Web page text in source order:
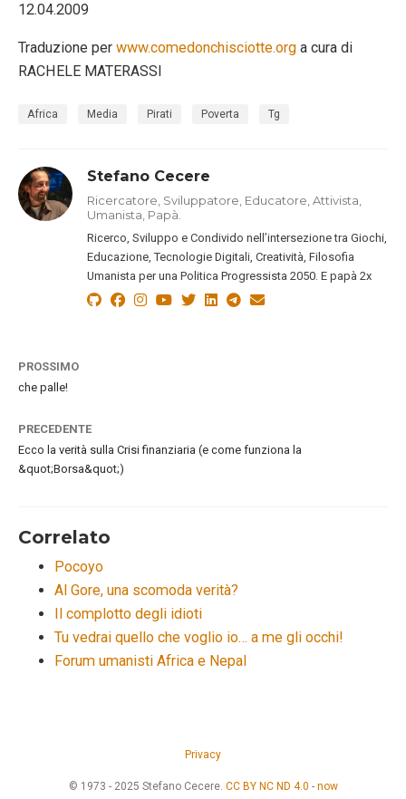
12.04.2009
Traduzione per www.comedonchisciotte.org a cura di
RACHELE MATERASSI
Africa Media Pirati Poverta Tg
Stefano Cecere
Ricercatore, Sviluppatore, Educatore, Attivista,
Umanista, Papà.
Ricerco, Sviluppo e Condivido nell’intersezione tra Giochi,
Educazione, Tecnologie Digitali, Creatività, Filosofia
Umanista per una Politica Progressista 2050. E papà 2x
PROSSIMO
che palle!
PRECEDENTE
Ecco la verità sulla Crisi finanziaria (e come funziona la
&quot;Borsa&quot;)
Correlato
Pocoyo
Al Gore, una scomoda verità?
Il complotto degli idioti
Tu vedrai quello che voglio io… a me gli occhi!
Forum umanisti Africa e Nepal
Privacy
© 1973 - 2025 Stefano Cecere. CC BY NC ND 4.0 - now